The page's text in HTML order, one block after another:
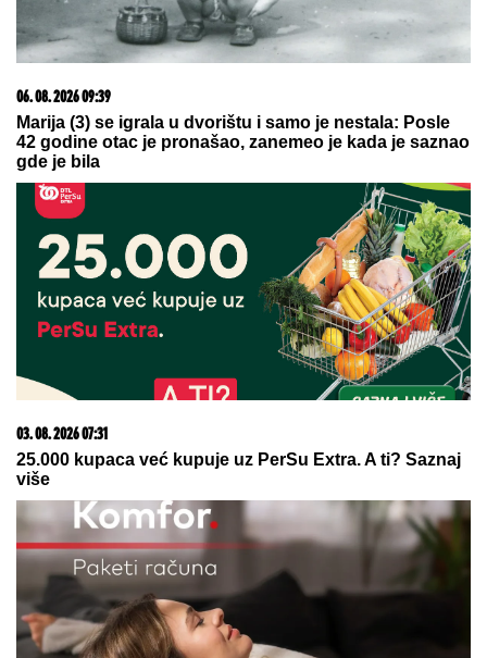
07. 08. 2026 20:45
Umrla Danijela Sudžilovski
20. 07. 2026 08:04
REGISTRUJ SE UZ PROMO KOD CASINO Preuzmi
1500 BESPLATNIH SPINOVA